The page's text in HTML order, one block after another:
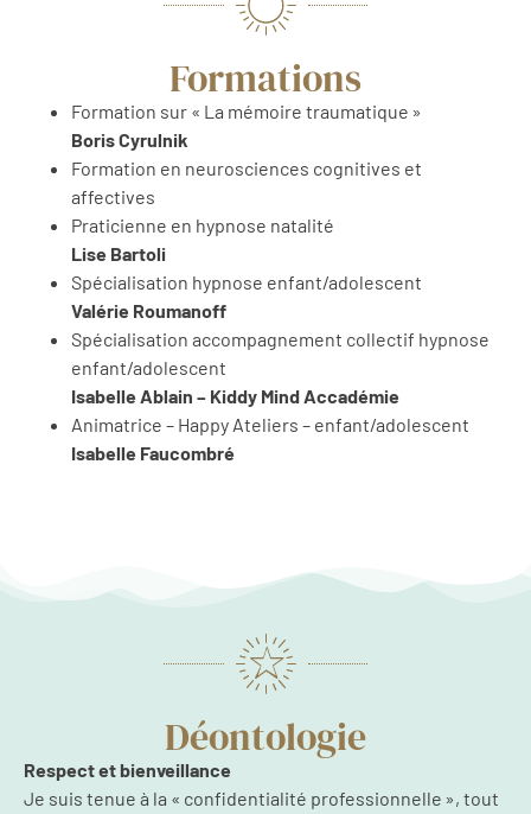
Formations
Formation sur « La mémoire traumatique »
Boris Cyrulnik
Formation en neurosciences cognitives et
affectives
Praticienne en hypnose natalité
Lise Bartoli
Spécialisation hypnose enfant/adolescent
Valérie Roumanoff
Spécialisation accompagnement collectif hypnose
enfant/adolescent
Isabelle Ablain – Kiddy Mind Accadémie
Animatrice – Happy Ateliers – enfant/adolescent
Isabelle Faucombré
Déontologie
Respect et bienveillance
Je suis tenue à la « confidentialité professionnelle », tout